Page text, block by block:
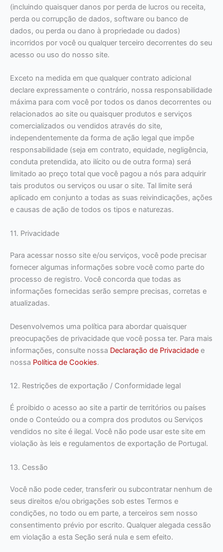
(incluindo quaisquer danos por perda de lucros ou receita,
perda ou corrupção de dados, software ou banco de
dados, ou perda ou dano à propriedade ou dados)
incorridos por você ou qualquer terceiro decorrentes do seu
acesso ou uso do nosso site.
Exceto na medida em que qualquer contrato adicional
declare expressamente o contrário, nossa responsabilidade
máxima para com você por todos os danos decorrentes ou
relacionados ao site ou quaisquer produtos e serviços
comercializados ou vendidos através do site,
independentemente da forma de ação legal que impõe
responsabilidade (seja em contrato, equidade, negligência,
conduta pretendida, ato ilícito ou de outra forma) será
limitado ao preço total que você pagou a nós para adquirir
tais produtos ou serviços ou usar o site. Tal limite será
aplicado em conjunto a todas as suas reivindicações, ações
e causas de ação de todos os tipos e naturezas.
11. Privacidade
Para acessar nosso site e/ou serviços, você pode precisar
fornecer algumas informações sobre você como parte do
processo de registro. Você concorda que todas as
informações fornecidas serão sempre precisas, corretas e
atualizadas.
Desenvolvemos uma política para abordar quaisquer
preocupações de privacidade que você possa ter. Para mais
informações, consulte nossa Declaração de Privacidade e
nossa Política de Cookies.
12. Restrições de exportação / Conformidade legal
É proibido o acesso ao site a partir de territórios ou países
onde o Conteúdo ou a compra dos produtos ou Serviços
vendidos no site é ilegal. Você não pode usar este site em
violação às leis e regulamentos de exportação de Portugal.
13. Cessão
Você não pode ceder, transferir ou subcontratar nenhum de
seus direitos e/ou obrigações sob estes Termos e
condições, no todo ou em parte, a terceiros sem nosso
consentimento prévio por escrito. Qualquer alegada cessão
em violação a esta Seção será nula e sem efeito.